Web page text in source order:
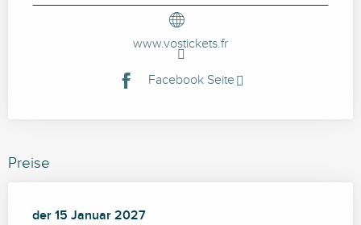
www.vostickets.fr
Facebook Seite
Preise
der 15 Januar 2027
der 15 Januar 2027